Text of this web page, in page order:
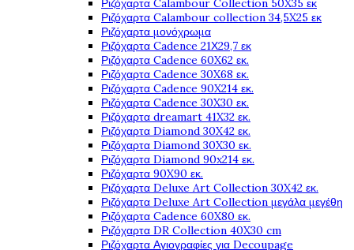
Ριζόχαρτα Calambour Collection 50X35 εκ
Ριζόχαρτα Calambour collection 34,5X25 εκ
Ριζόχαρτα μονόχρωμα
Ριζόχαρτα Cadence 21Χ29,7 εκ
Ριζόχαρτα Cadence 60X62 εκ.
Ριζόχαρτα Cadence 30X68 εκ.
Ριζόχαρτα Cadence 90X214 εκ.
Ριζόχαρτα Cadence 30X30 εκ.
Ριζόχαρτα dreamart 41X32 εκ.
Ριζόχαρτα Diamond 30X42 εκ.
Ριζόχαρτα Diamond 30X30 εκ.
Ριζόχαρτα Diamond 90x214 εκ.
Ριζόχαρτα 90X90 εκ.
Ριζόχαρτα Deluxe Art Collection 30X42 εκ.
Ριζόχαρτα Deluxe Art Collection μεγάλα μεγέθη
Ριζόχαρτα Cadence 60X80 εκ.
Ριζόχαρτα DR Collection 40X30 cm
Ριζόχαρτα Αγιογραφίες για Decoupage